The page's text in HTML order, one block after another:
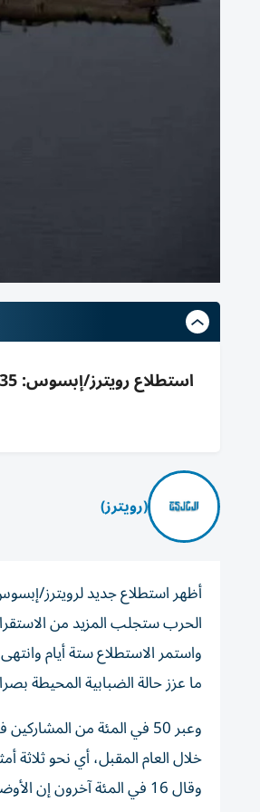
(رويترز)
أظهر استطلاع جديد لرويترز/
الحرب ستجلب المزيد من
واستمر الاستطلاع ستة أيام
ما عزز حالة الضبابية المحيطة
وعبر 50 في المئة من
وقال 16 في المئة آخرون إن الأوضاع ستظل كما هي تقريباً، بينما قال 17 في المئة إنهم غير متأكدين أو لم يجيبوا على السؤال.